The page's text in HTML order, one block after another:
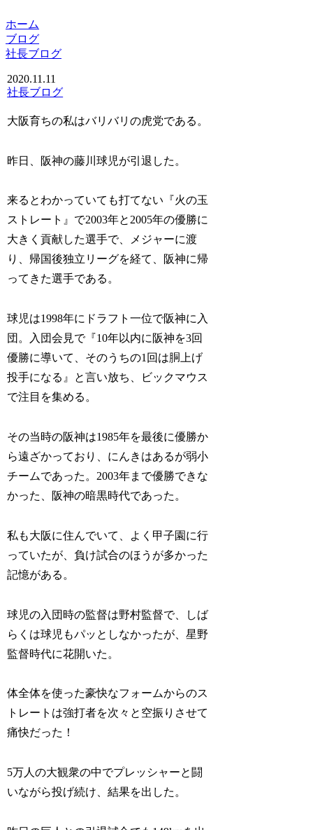
ホーム
ブログ
社長ブログ
2020.11.11
社長ブログ
大阪育ちの私はバリバリの虎党である。
昨日、阪神の藤川球児が引退した。
来るとわかっていても打てない『火の玉
ストレート』で2003年と2005年の優勝に
大きく貢献した選手で、メジャーに渡
り、帰国後独立リーグを経て、阪神に帰
ってきた選手である。
球児は1998年にドラフト一位で阪神に入
団。入団会見で『10年以内に阪神を3回
優勝に導いて、そのうちの1回は胴上げ
投手になる』と言い放ち、ビックマウス
で注目を集める。
その当時の阪神は1985年を最後に優勝か
ら遠ざかっており、にんきはあるが弱小
チームであった。2003年まで優勝できな
かった、阪神の暗黒時代であった。
私も大阪に住んでいて、よく甲子園に行
っていたが、負け試合のほうが多かった
記憶がある。
球児の入団時の監督は野村監督で、しば
らくは球児もパッとしなかったが、星野
監督時代に花開いた。
体全体を使った豪快なフォームからのス
トレートは強打者を次々と空振りさせて
痛快だった！
5万人の大観衆の中でプレッシャーと闘
いながら投げ続け、結果を出した。